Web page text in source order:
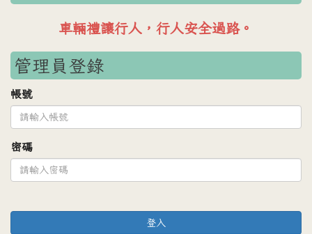
車輛禮讓行人，行人安全過路。
管理員登錄
帳號
密碼
登入